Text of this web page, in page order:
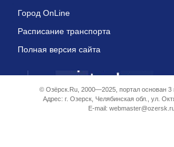
Город OnLine
Расписание транспорта
Полная версия сайта
© Озёрск.Ru, 2000—2025, портал основан 3
Адрес: г. Озерск, Челябинская обл., ул.
E-mail: